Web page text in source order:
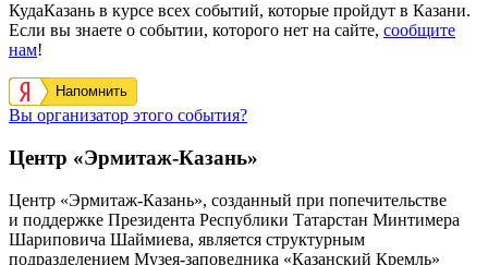
КудаКазань в курсе всех событий, которые пройдут в Казани.
Если вы знаете о событии, которого нет на сайте, сообщите
нам!
Напомнить
Вы организатор этого события?
Центр «Эрмитаж-Казань»
Центр «Эрмитаж-Казань», созданный при попечительстве
и поддержке Президента Республики Татарстан Минтимера
Шариповича Шаймиева, является структурным
подразделением Музея-заповедника «Казанский Кремль»